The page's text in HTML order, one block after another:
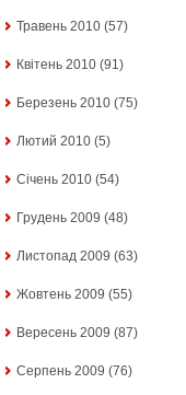
Травень 2010 (57)
Квітень 2010 (91)
Березень 2010 (75)
Лютий 2010 (5)
Січень 2010 (54)
Грудень 2009 (48)
Листопад 2009 (63)
Жовтень 2009 (55)
Вересень 2009 (87)
Серпень 2009 (76)